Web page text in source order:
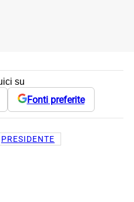
su
Fonti preferite
PRESIDENTE